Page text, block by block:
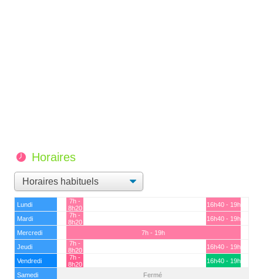
Horaires
Lundi
7h -
8h20
16h40 - 19h
Mardi
7h -
8h20
16h40 - 19h
Mercredi
7h - 19h
Jeudi
7h -
8h20
16h40 - 19h
Vendredi
7h -
8h20
16h40 - 19h
Samedi
Fermé